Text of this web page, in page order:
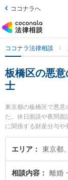
ココナラへ
ココナラ法律相談
板橋区の悪
士
東京都の板橋区で悪
た。休日面談や夜間
に関係する財産分与
利です。特に西台法
弁護士、木下信行法
よる離婚問題のトラ
エリア 東京都
相談内容 離婚